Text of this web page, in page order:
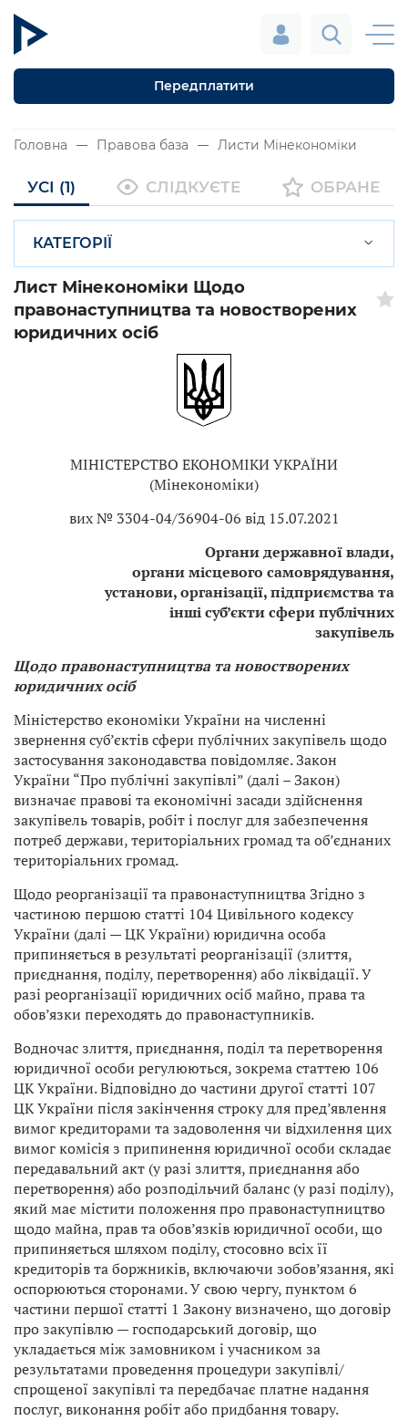
Передплатити
Головна Правова база Листи Мінекономіки
УСІ (1) СЛІДКУЄТЕ ОБРАНЕ
КАТЕГОРІЇ
Лист Мінекономіки Щодо
правонаступництва та новостворених
юридичних осіб
МІНІСТЕРСТВО ЕКОНОМІКИ УКРАЇНИ
(Мінекономіки)
вих № 3304-04/36904-06 від 15.07.2021
Органи державної влади,
органи місцевого самоврядування,
установи, організації, підприємства та
інші суб’єкти сфери публічних
закупівель
Щодо правонаступництва та новостворених
юридичних осіб
Міністерство економіки України на численні
звернення суб’єктів сфери публічних закупівель щодо
застосування законодавства повідомляє. Закон
України “Про публічні закупівлі” (далі – Закон)
визначає правові та економічні засади здійснення
закупівель товарів, робіт і послуг для забезпечення
потреб держави, територіальних громад та об’єднаних
територіальних громад.
Щодо реорганізації та правонаступництва Згідно з
частиною першою статті 104 Цивільного кодексу
України (далі — ЦК України) юридична особа
припиняється в результаті реорганізації (злиття,
приєднання, поділу, перетворення) або ліквідації. У
разі реорганізації юридичних осіб майно, права та
обов’язки переходять до правонаступників.
Водночас злиття, приєднання, поділ та перетворення
юридичної особи регулюються, зокрема статтею 106
ЦК України. Відповідно до частини другої статті 107
ЦК України після закінчення строку для пред’явлення
вимог кредиторами та задоволення чи відхилення цих
вимог комісія з припинення юридичної особи складає
передавальний акт (у разі злиття, приєднання або
перетворення) або розподільчий баланс (у разі поділу),
який має містити положення про правонаступництво
щодо майна, прав та обов’язків юридичної особи, що
припиняється шляхом поділу, стосовно всіх її
кредиторів та боржників, включаючи зобов’язання, які
оспорюються сторонами. У свою чергу, пунктом 6
частини першої статті 1 Закону визначено, що договір
про закупівлю — господарський договір, що
укладається між замовником і учасником за
результатами проведення процедури закупівлі/
спрощеної закупівлі та передбачає платне надання
послуг, виконання робіт або придбання товару.